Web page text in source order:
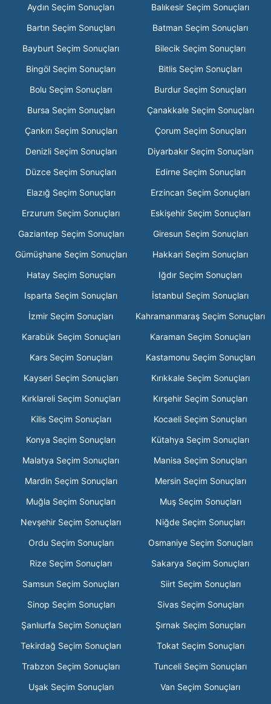
Aydın Seçim Sonuçları
Balıkesir Seçim Sonuçları
Bartın Seçim Sonuçları
Batman Seçim Sonuçları
Bayburt Seçim Sonuçları
Bilecik Seçim Sonuçları
Bingöl Seçim Sonuçları
Bitlis Seçim Sonuçları
Bolu Seçim Sonuçları
Burdur Seçim Sonuçları
Bursa Seçim Sonuçları
Çanakkale Seçim Sonuçları
Çankırı Seçim Sonuçları
Çorum Seçim Sonuçları
Denizli Seçim Sonuçları
Diyarbakır Seçim Sonuçları
Düzce Seçim Sonuçları
Edirne Seçim Sonuçları
Elazığ Seçim Sonuçları
Erzincan Seçim Sonuçları
Erzurum Seçim Sonuçları
Eskişehir Seçim Sonuçları
Gaziantep Seçim Sonuçları
Giresun Seçim Sonuçları
Gümüşhane Seçim Sonuçları
Hakkari Seçim Sonuçları
Hatay Seçim Sonuçları
Iğdır Seçim Sonuçları
Isparta Seçim Sonuçları
İstanbul Seçim Sonuçları
İzmir Seçim Sonuçları
Kahramanmaraş Seçim Sonuçları
Karabük Seçim Sonuçları
Karaman Seçim Sonuçları
Kars Seçim Sonuçları
Kastamonu Seçim Sonuçları
Kayseri Seçim Sonuçları
Kırıkkale Seçim Sonuçları
Kırklareli Seçim Sonuçları
Kırşehir Seçim Sonuçları
Kilis Seçim Sonuçları
Kocaeli Seçim Sonuçları
Konya Seçim Sonuçları
Kütahya Seçim Sonuçları
Malatya Seçim Sonuçları
Manisa Seçim Sonuçları
Mardin Seçim Sonuçları
Mersin Seçim Sonuçları
Muğla Seçim Sonuçları
Muş Seçim Sonuçları
Nevşehir Seçim Sonuçları
Niğde Seçim Sonuçları
Ordu Seçim Sonuçları
Osmaniye Seçim Sonuçları
Rize Seçim Sonuçları
Sakarya Seçim Sonuçları
Samsun Seçim Sonuçları
Siirt Seçim Sonuçları
Sinop Seçim Sonuçları
Sivas Seçim Sonuçları
Şanlıurfa Seçim Sonuçları
Şırnak Seçim Sonuçları
Tekirdağ Seçim Sonuçları
Tokat Seçim Sonuçları
Trabzon Seçim Sonuçları
Tunceli Seçim Sonuçları
Uşak Seçim Sonuçları
Van Seçim Sonuçları